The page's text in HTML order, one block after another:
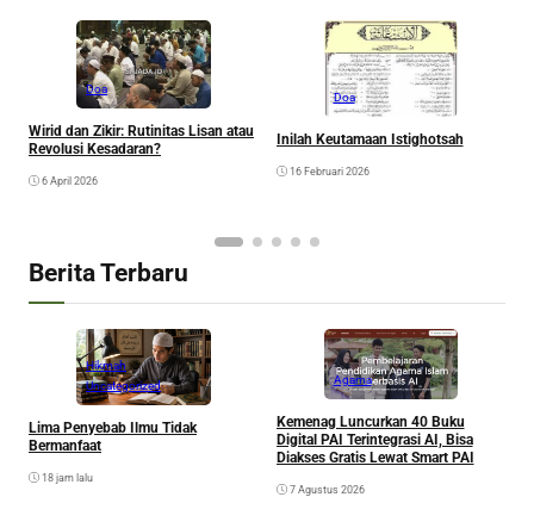
Doa
Wirid dan Zikir: Rutinitas Lisan atau
Revolusi Kesadaran?
6 April 2026
Doa
Inilah Keutamaan Istighotsah
16 Februari 2026
Berita Terbaru
Hikmah
Uncategorized
Lima Penyebab Ilmu Tidak
Bermanfaat
18 jam lalu
Agama
Kemenag Luncurkan 40 Buku
Digital PAI Terintegrasi AI, Bisa
Diakses Gratis Lewat Smart PAI
7 Agustus 2026